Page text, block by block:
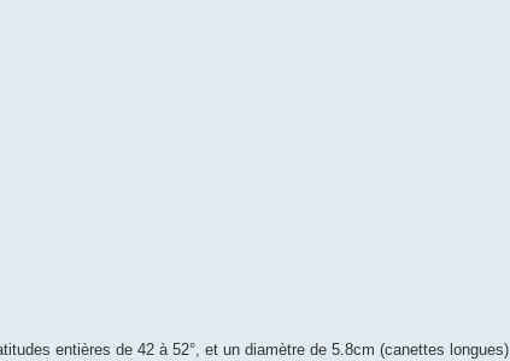
entières de 42 à 52°, et un diamètre de 5.8cm (canettes longues).